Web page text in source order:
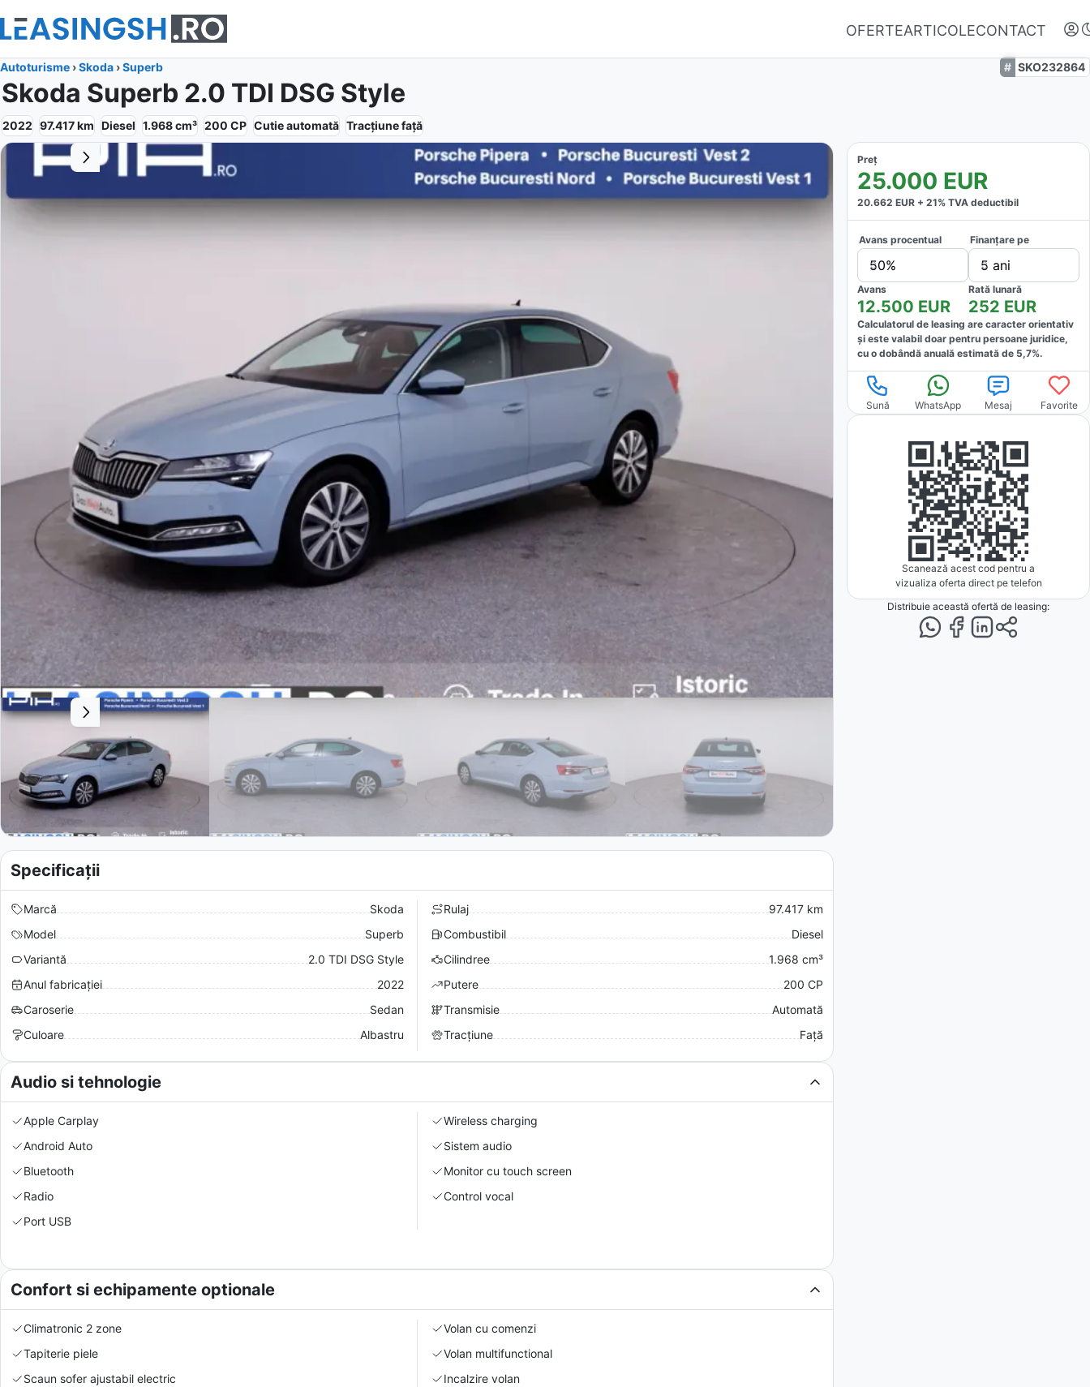
OFERTEARTICOLECONTACT
Autentifică-te
Nu ai oferte favorite
Autoturisme ›Skoda ›Superb SKO232864
Skoda Superb 2.0 TDI DSG Style
2022 97.417km Diesel 1.968cm³ 200 CP Cutieautomată Tracțiunefață
Preț
25.000 EUR
20.662 EUR + 21% TVA deductibil
Avans procentual
50%
Finanțare pe
5 ani
Avans
12.500 EUR
Rată lunară
252 EUR
Calculatorul de leasing are caracter orientativ
și este valabil doar pentru persoane juridice,
cu o dobândă anuală estimată de 5,7%.
Sună WhatsApp Mesaj Favorite
Scanează acest cod pentru a
vizualiza oferta direct pe telefon
Distribuie această ofertă de leasing:
Specificații
Marcă
Skoda
Model
Superb
Variantă
2.0 TDI DSG Style
Anul fabricației
2022
Caroserie
Sedan
Culoare
Albastru
Rulaj
97.417 km
Combustibil
Diesel
Cilindree
1.968 cm³
Putere
200 CP
Transmisie
Automată
Tracțiune
Față
Audio si tehnologie
Apple Carplay
Android Auto
Bluetooth
Radio
Port USB
Wireless charging
Sistem audio
Monitor cu touch screen
Control vocal
Confort si echipamente optionale
Climatronic 2 zone
Tapiterie piele
Scaun sofer ajustabil electric
Volan cu comenzi
Volan multifunctional
Incalzire volan